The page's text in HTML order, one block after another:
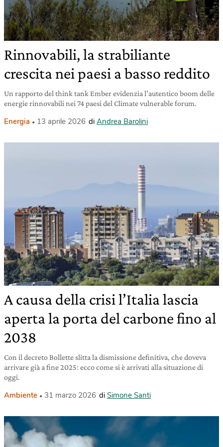
Rinnovabili, la strabiliante
crescita nei paesi a basso reddito
Un rapporto del think tank Ember evidenzia l’autentico boom delle
energie rinnovabili nei 74 paesi del Climate vulnerable forum.
Energia 13 aprile 2026 di Andrea Barolini
A causa della crisi l’Italia lascia
aperta la porta del carbone fino al
2038
Con il decreto Bollette slitta la dismissione definitiva, che doveva
arrivare già a fine 2025: ecco come si è arrivati alla situazione di
oggi.
Ambiente 31 marzo 2026 di Simone Santi